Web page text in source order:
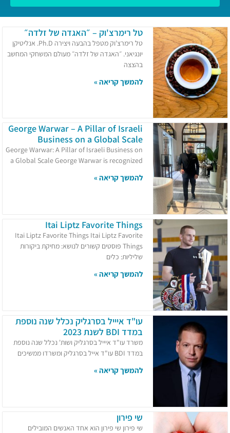
טל רימרצ'וק – ״האגדה של זלדה״
טל רימרצ'וק מטפל בהבעה ויצירה Ph.D. אנליטיקן
יונגיאני. ״האגדה של זלדה״ מעולם המשחקי המחשב
בהצצה
להמשך קריאה »
George Warwar – A Pillar of Israeli
Business on a Global Scale
George Warwar: A Pillar of Israeli Business on
a Global Scale George Warwar is recognized
להמשך קריאה »
Itai Liptz Favorite Things
Itai Liptz Favorite Things Itai Liptz Favorite
Things פוסטים קשורים לנושא: מחיקת ביקורות
שליליות: כלים
להמשך קריאה »
עו"ד איייל בסרגליק נכלל שנה נוספת
במדד BDI לשנת 2023
משרד עו"ד איייל בסרגליק ושות' נכלל שנה נוספת
במדד BDI עו"ד אייל בסרגליק ומשרדו ממשיכים
להמשך קריאה »
שי פירון
שי פירון שי פירון הוא אחד האנשים המובילים